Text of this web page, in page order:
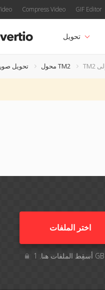
Compress Video GIF Editor
تحويل
تحويل محول TM2
اختر الملفات